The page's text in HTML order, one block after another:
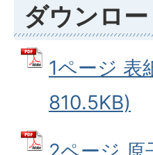
ダウンロー
1ページ 表
810.5KB)